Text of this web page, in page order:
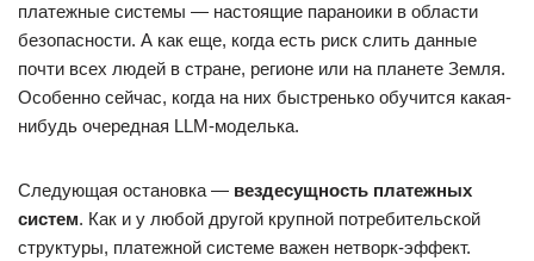
платежные системы — настоящие параноики в области
безопасности. А как еще, когда есть риск слить данные
почти всех людей в стране, регионе или на планете Земля.
Особенно сейчас, когда на них быстренько обучится какая-
нибудь очередная LLM-моделька.
Следующая остановка — вездесущность платежных
систем. Как и у любой другой крупной потребительской
структуры, платежной системе важен нетворк-эффект.